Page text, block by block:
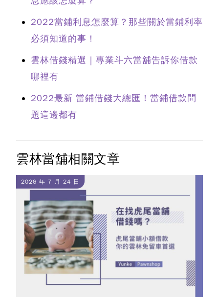
2022當鋪利息怎麼算？那些關於當鋪利率
必須知道的事！
雲林借錢精選｜專業斗六當舖告訴你借款
哪裡有
2022最新 當鋪借錢大總匯！當鋪借款問
題這邊都有
雲林當舖相關文章
2026 年 7 月 24 日